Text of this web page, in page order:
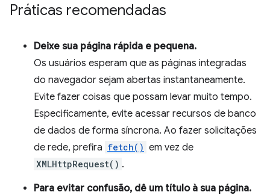
Práticas recomendadas
Deixe sua página rápida e pequena.
Os usuários esperam que as páginas integradas
do navegador sejam abertas instantaneamente.
Evite fazer coisas que possam levar muito tempo.
Especificamente, evite acessar recursos de banco
de dados de forma síncrona. Ao fazer solicitações
de rede, prefira fetch() em vez de
XMLHttpRequest() .
Para evitar confusão, dê um título à sua página.